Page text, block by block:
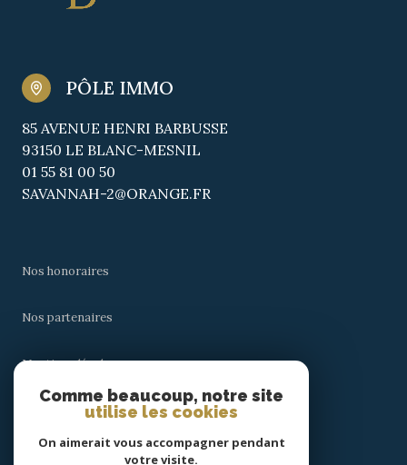
PÔLE IMMO
85 AVENUE HENRI BARBUSSE
93150 LE BLANC-MESNIL
01 55 81 00 50
SAVANNAH-2@ORANGE.FR
Nos honoraires
Nos partenaires
Mentions légales
Comme beaucoup, notre site
utilise les cookies
On aimerait vous accompagner pendant
votre visite.